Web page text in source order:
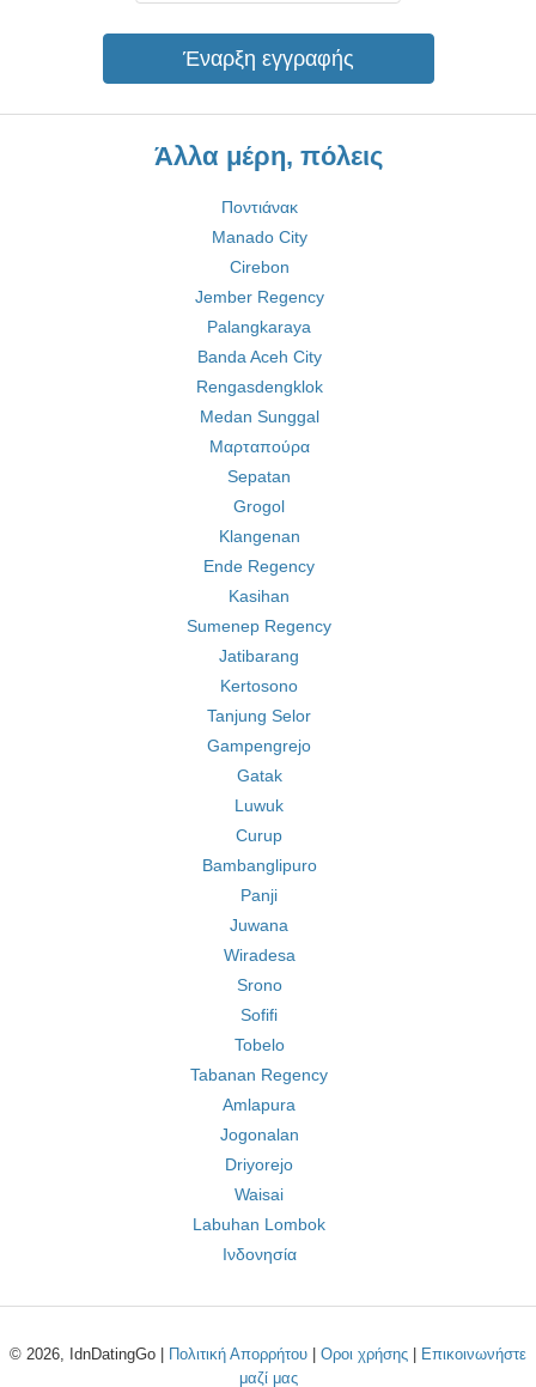
Έναρξη εγγραφής
Άλλα μέρη, πόλεις
Ποντιάνακ
Manado City
Cirebon
Jember Regency
Palangkaraya
Banda Aceh City
Rengasdengklok
Medan Sunggal
Μαρταπούρα
Sepatan
Grogol
Klangenan
Ende Regency
Kasihan
Sumenep Regency
Jatibarang
Kertosono
Tanjung Selor
Gampengrejo
Gatak
Luwuk
Curup
Bambanglipuro
Panji
Juwana
Wiradesa
Srono
Sofifi
Tobelo
Tabanan Regency
Amlapura
Jogonalan
Driyorejo
Waisai
Labuhan Lombok
Ινδονησία
© 2026, IdnDatingGo | Πολιτική Απορρήτου Οροι χρήσης
Επικοινωνήστε
μαζί μας